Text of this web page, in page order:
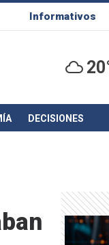
Informativos
DECISIONES